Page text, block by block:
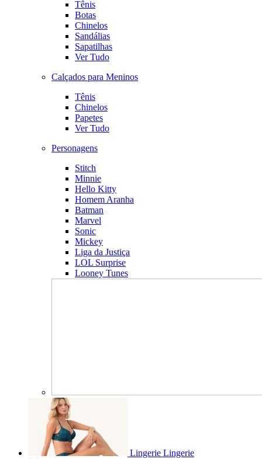
Tênis
Botas
Chinelos
Sandálias
Sapatilhas
Ver Tudo
Calçados para Meninos
Tênis
Chinelos
Papetes
Ver Tudo
Personagens
Stitch
Minnie
Hello Kitty
Homem Aranha
Batman
Marvel
Sonic
Mickey
Liga da Justiça
LOL Surprise
Looney Tunes
Lingerie Lingerie